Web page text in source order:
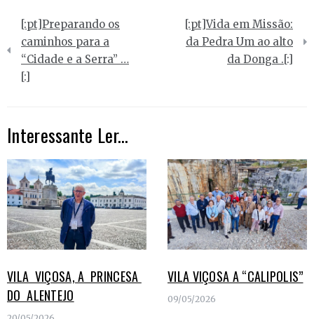
Navegação
de
artigos
[:pt]Preparando os
caminhos para a
“Cidade e a Serra” …
[:]
[:pt]Vida em Missão:
da Pedra Um ao alto
da Donga .[:]
Interessante Ler...
VILA VIÇOSA, A PRINCESA
DO ALENTEJO
VILA VIÇOSA A “CALIPOLIS”
09/05/2026